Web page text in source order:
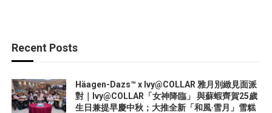
Recent Posts
Häagen-Dazs™ x Ivy@COLLAR 雅月別緻見面派
對｜Ivy@COLLAR「女神降臨」 與蘇蝦齊賀25歲
生日兼提早慶中秋；大推全新「和風‧雪月」雪糕